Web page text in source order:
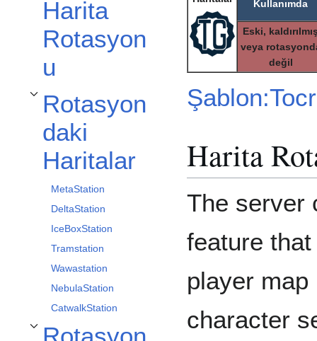
Harita
Rotasyon
u
Rotasyon
daki
Haritalar
Rotasyondaki Haritalar alt bölümünü aç/kapa
MetaStation
DeltaStation
IceBoxStation
Tramstation
Wawastation
NebulaStation
CatwalkStation
Rotasyonda Değil alt bölümünü aç/kapa
Kullanımda
Eski,
veya
değil
Harita
The server
feature
player
character